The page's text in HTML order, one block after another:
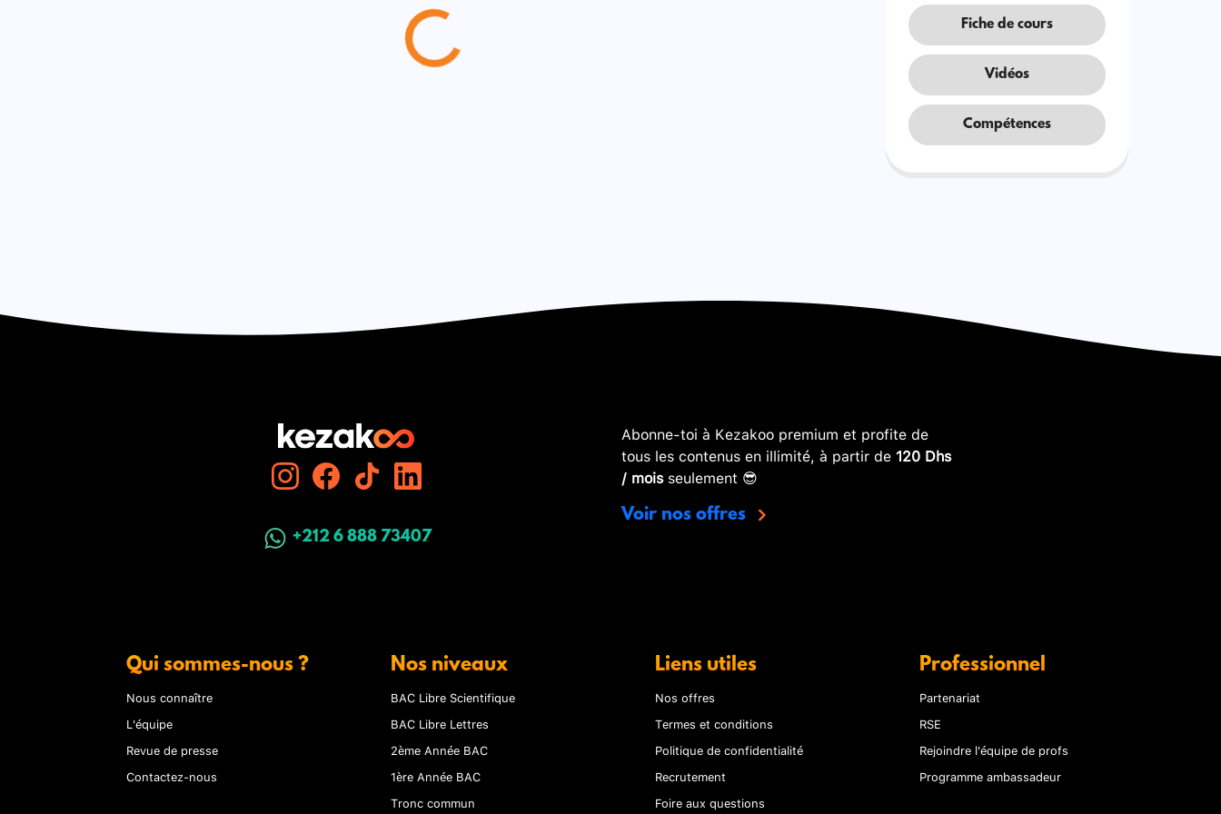
Fiche de cours
Vidéos
Compétences
+212 6 888 73407
Abonne-toi à Kezakoo premium et profite de
tous les contenus en illimité, à partir de 120 Dhs
/ moisseulement 😎
Voir nos offres
Qui sommes-nous ?
Nous connaître
L'équipe
Revue de presse
Contactez-nous
Nos niveaux
BAC Libre Scientifique
BAC Libre Lettres
2ème Année BAC
1ère Année BAC
Tronc commun
Liens utiles
Nos offres
Termes et conditions
Politique de confidentialité
Recrutement
Foire aux questions
Professionnel
Partenariat
RSE
Rejoindre l'équipe de profs
Programme ambassadeur